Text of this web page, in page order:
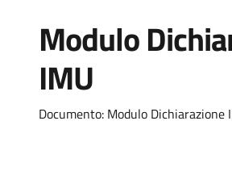
Modulo
IMU
Documento: Modulo Dichiarazione